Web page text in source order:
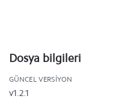
Dosya bilgileri
GÜNCEL VERSIYON
v1.2.1